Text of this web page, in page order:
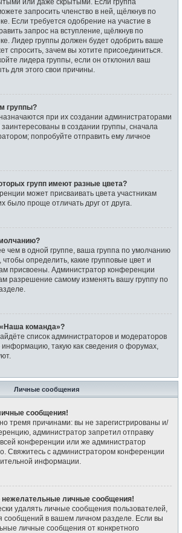
запросить членство в ней, щёлкнув по
Если требуется одобрение на участие в
запрос на вступление, щёлкнув по
Лидер группы должен будет одобрить ваше
спросить, зачем вы хотите присоединиться.
лидера группы, если он отклонил ваш
для этого свои причины.
группы?
при их создании администраторами
в создании группы, сначала
попробуйте отправить ему личное
групп имеют разные цвета?
может присваивать цвета участникам
было проще отличать друг от друга.
чем в одной группе, ваша группа по умолчанию
чтобы определить, какие групповые цвет и
присвоены. Администратор конференции
разрешение самому изменять вашу группу по
команда»?
список администраторов и модераторов
такую как сведения о форумах,
Личные сообщения
сообщения!
тремя причинами: вы не зарегистрированы и/
администратор запретил отправку
конференции или же администратор
Свяжитесь с администратором конференции
информации.
нежелательные личные сообщения!
удалять личные сообщения пользователей,
сообщений в вашем личном разделе. Если вы
личные сообщения от конкретного